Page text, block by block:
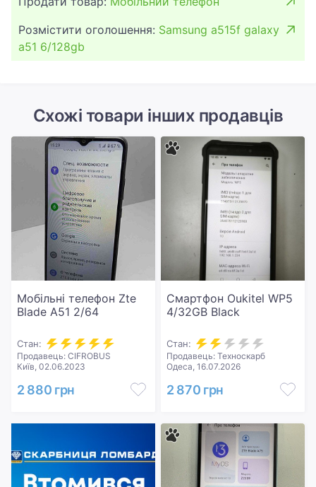
Розмістити оголошення: Samsung a515f galaxy
a51 6/128gb
Схожі товари інших продавців
Мобільні телефон Zte
Blade A51 2/64
Стан:
Продавець: CIFROBUS
Київ, 02.06.2023
2 880 грн
Смартфон Oukitel WP5
4/32GB Black
Стан:
Продавець: Техноскарб
Одеса, 16.07.2026
2 870 грн